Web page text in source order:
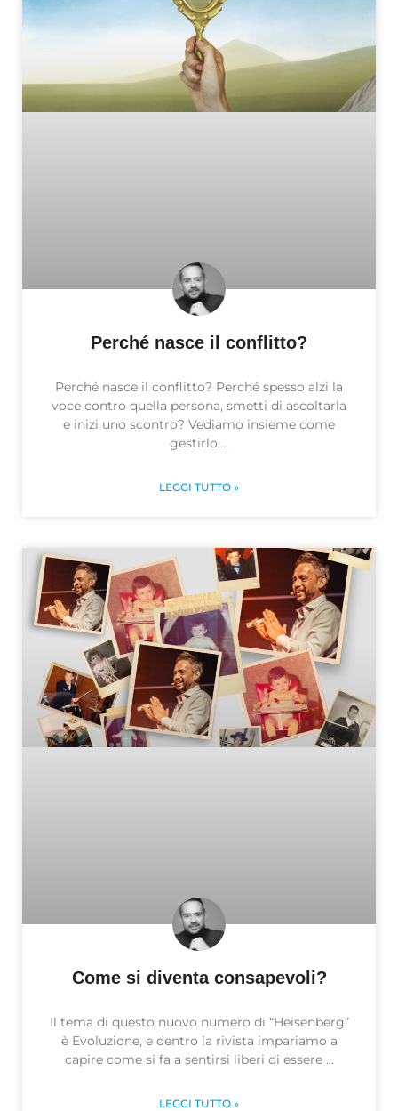
Perché nasce il conflitto?
Perché nasce il conflitto? Perché spesso alzi la
voce contro quella persona, smetti di ascoltarla
e inizi uno scontro? Vediamo insieme come
gestirlo.
LEGGI TUTTO »
Come si diventa consapevoli?
Il tema di questo nuovo numero di “Heisenberg”
è Evoluzione, e dentro la rivista impariamo a
capire come si fa a sentirsi liberi di essere
LEGGI TUTTO »